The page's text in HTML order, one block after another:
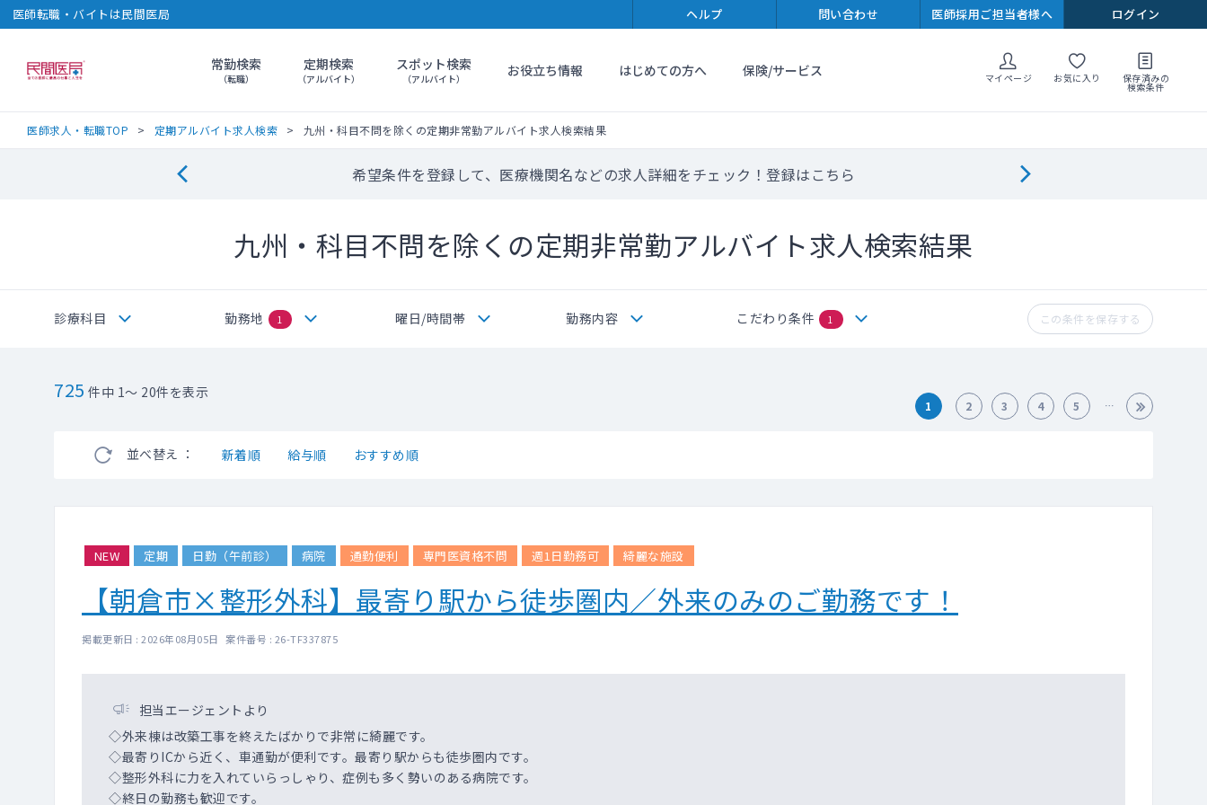
医師転職・バイトは民間医局 ヘルプ 問い合わせ 医師採用ご担当者様へ ログイン
民間医局常勤検索
（転職）
定期検索
（アルバイト）
スポット検索
（アルバイト） お役立ち情報 はじめての方へ 保険/サービス マイページ お気に入り 保存済みの
検索条件
医師求人・転職TOP 定期アルバイト求人検索 九州・科目不問を除くの定期非常勤アルバイト求人検索結果
希望条件を登録して、医療機関名などの求人詳細をチェック！登録はこちら
九州・科目不問を除くの定期非常勤アルバイト求人検索結果
診療科目 勤務地 1 曜日/時間帯 勤務内容 こだわり条件 1 この条件を保存する
725 件中 1～ 20件を表示
並べ替え ： 新着順 給与順 おすすめ順
1 2 3 4 5
NEW 定期 日勤（午前診） 病院 通勤便利 専門医資格不問 週1日勤務可 綺麗な施設
【朝倉市×整形外科】最寄り駅から徒歩圏内／外来のみのご勤務です！
掲載更新日 : 2026年08月05日 案件番号 : 26-TF337875
担当エージェントより
◇外来棟は改築工事を終えたばかりで非常に綺麗です。
◇最寄りICから近く、車通勤が便利です。最寄り駅からも徒歩圏内です。
◇整形外科に力を入れていらっしゃり、症例も多く勢いのある病院です。
◇終日の勤務も歓迎です。